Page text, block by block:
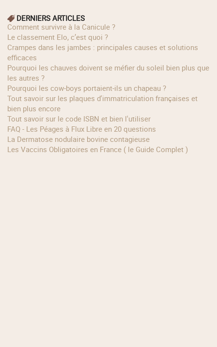
DERNIERS ARTICLES
Comment survivre à la Canicule ?
Le classement Elo, c’est quoi ?
Crampes dans les jambes : principales causes et solutions
efficaces
Pourquoi les chauves doivent se méfier du soleil bien plus que
les autres ?
Pourquoi les cow‑boys portaient‑ils un chapeau ?
Tout savoir sur les plaques d'immatriculation françaises et
bien plus encore
Tout savoir sur le code ISBN et bien l'utiliser
FAQ - Les Péages à Flux Libre en 20 questions
La Dermatose nodulaire bovine contagieuse
Les Vaccins Obligatoires en France ( le Guide Complet )